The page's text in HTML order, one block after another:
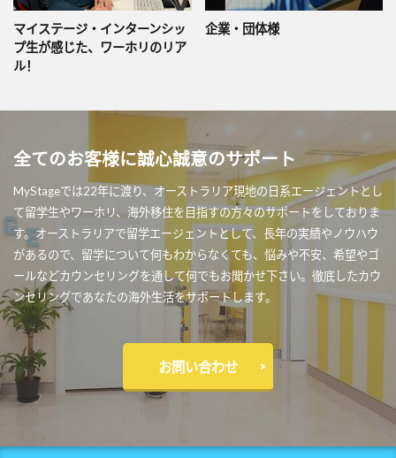
マイステージ・インターンシッ
プ生が感じた、ワーホリのリア
ル！
企業・団体様
全てのお客様に誠心誠意のサポート
MyStageでは22年に渡り、オーストラリア現地の日系エージェントとし
て留学生やワーホリ、海外移住を目指すの方々のサポートをしておりま
す。オーストラリアで留学エージェントとして、長年の実績やノウハウ
があるので、留学について何もわからなくても、悩みや不安、希望やゴ
ールなどカウンセリングを通して何でもお聞かせ下さい。徹底したカウ
ンセリングであなたの海外生活をサポートします。
お問い合わせ